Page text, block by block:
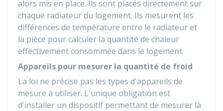
alors mis en place. Ils sont placés directement sur
chaque radiateur du logement. Ils mesurent les
différences de température entre le radiateur et
la pièce pour calculer la quantité de chaleur
effectivement consommée dans le logement.
Appareils pour mesurer la quantité de froid
La loi ne précise pas les types d'appareils de
mesure à utiliser. L'unique obligation est
d'installer un dispositif permettant de mesurer la